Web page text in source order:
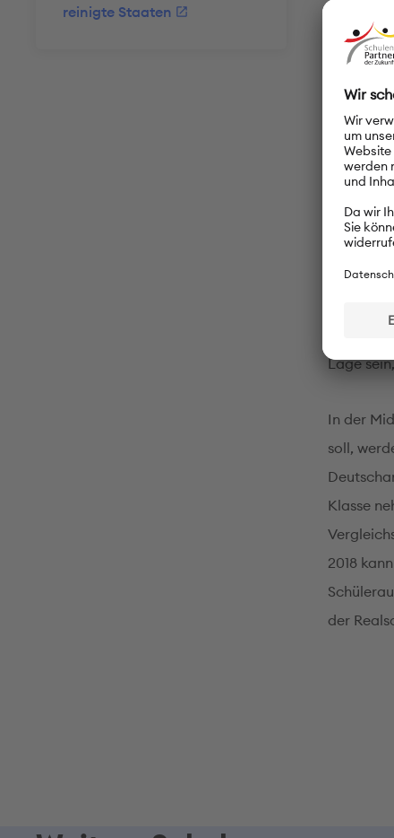
reinigte Staaten
Laptop-
Das Ziel
auf
Lehrer-
Lage
In der
soll,
Klasse
2018
der